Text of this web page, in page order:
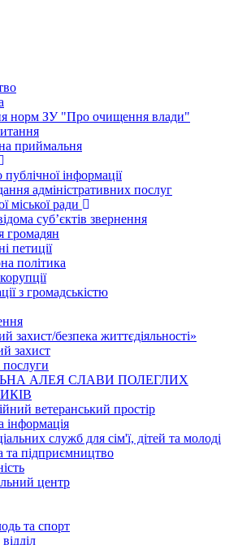
норм ЗУ "Про очищення влади"
приймальня
інформації
адміністративних послуг
міської ради
суб’єктів звернення
громадян
петиції
політика
з громадськістю
захист/безпека життєдіяльності»
захист
послуги
АЛЕЯ СЛАВИ ПОЛЕГЛИХ
ветеранський простір
інформація
служб для сім'ї, дітей та молоді
та підприємництво
центр
та спорт